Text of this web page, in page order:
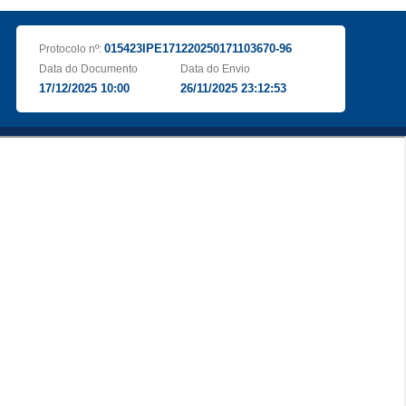
Protocolo nº: 015423IPE171220250171103670-96
Data do Documento
17/12/2025 10:00
Data do Envio
26/11/2025 23:12:53